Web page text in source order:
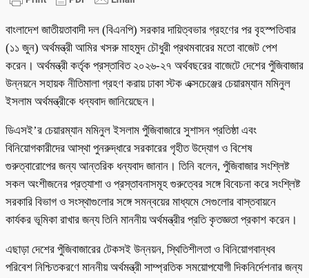
বাংলাদেশ জাতীয়তাবাদী দল (বিএনপি) সরকার দায়িত্বভার গ্রহণের পর বৃহস্পতিবার
(১১ জুন) অর্থমন্ত্রী আমির খসরু মাহমুদ চৌধুরী প্রথমবারের মতো বাজেট পেশ
করেন। অর্থমন্ত্রী কর্তৃক প্রস্তাবিত ২০২৬-২৭ অর্থবছরের বাজেটে দেশের পুঁজিবাজার
উন্নয়নে সহায়ক নীতিমালা গ্রহণ করায় ঢাকা স্টক এক্সচেঞ্জের চেয়ারম্যান মমিনুল
ইসলাম অর্থমন্ত্রীকে ধন্যবাদ জানিয়েছেন।
ডিএসই’র চেয়ারম্যান মমিনুল ইসলাম পুঁজিবাজারে সুশাসন প্রতিষ্ঠা এবং
বিনিয়োগকারীদের আস্থা পুনরুদ্ধারে সরকারের গৃহীত উদ্যোগ ও বিশেষ
গুরুত্বারোপের জন্য আন্তরিক ধন্যবাদ জানান। তিনি বলেন, পুঁজিবাজার সংশ্লিষ্ট
সকল অংশীজনের প্রত্যাশা ও প্রস্তাবনাসমূহ গুরুত্বের সঙ্গে বিবেচনা করে সংশ্লিষ্ট
সরকারি বিভাগ ও সংস্থাগুলোর সঙ্গে সমন্বয়ের মাধ্যমে সেগুলোর বাস্তবায়নে
কার্যকর ভূমিকা রাখার জন্য তিনি মাননীয় অর্থমন্ত্রীর প্রতি কৃতজ্ঞতা প্রকাশ করেন।
এছাড়া দেশের পুঁজিবাজারের টেকসই উন্নয়ন, স্থিতিশীলতা ও বিনিয়োগবান্ধব
পরিবেশ নিশ্চিতকরণে মাননীয় অর্থমন্ত্রী সাম্প্রতিক সময়োপযোগী দিকনির্দেশনার জন্য